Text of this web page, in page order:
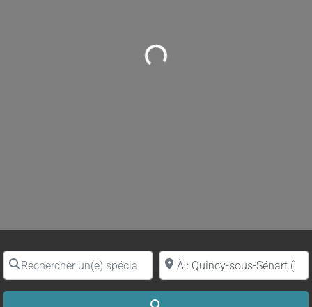
Loading...
Rechercher un(e) spécialiste par nomProche de (ville ou région)